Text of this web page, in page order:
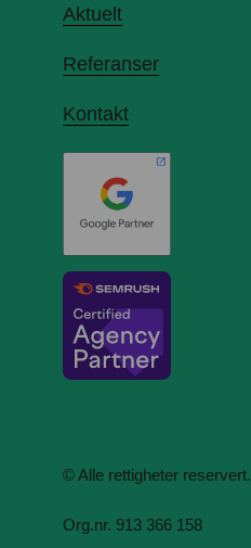
Aktuelt
Referanser
Kontakt
© Alle rettigheter reservert.
Org.nr. 913 366 158